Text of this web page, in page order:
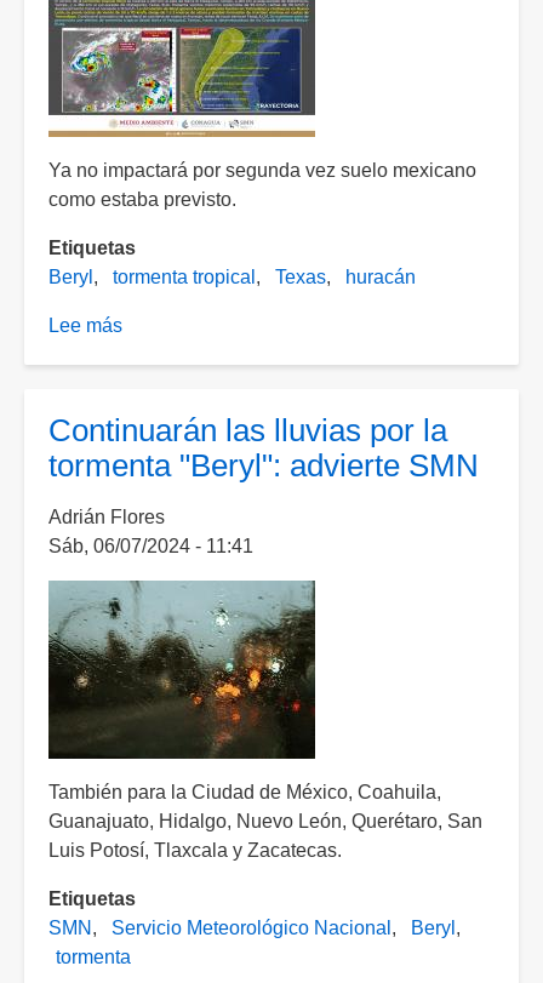
Ya no impactará por segunda vez suelo mexicano
como estaba previsto.
Etiquetas
Beryl
tormenta tropical Texas huracán
Lee más
se
convierta
vez
en
huracán
antes
de
tocar
tierra
Texas
Continuarán las lluvias por la
tormenta "Beryl": advierte SMN
Adrián Flores
Sáb, 06/07/2024 - 11:41
También para la Ciudad de México, Coahuila,
Guanajuato, Hidalgo, Nuevo León, Querétaro, San
Luis Potosí, Tlaxcala y Zacatecas.
Etiquetas
SMN
Servicio Meteorológico Nacional
Beryl
tormenta